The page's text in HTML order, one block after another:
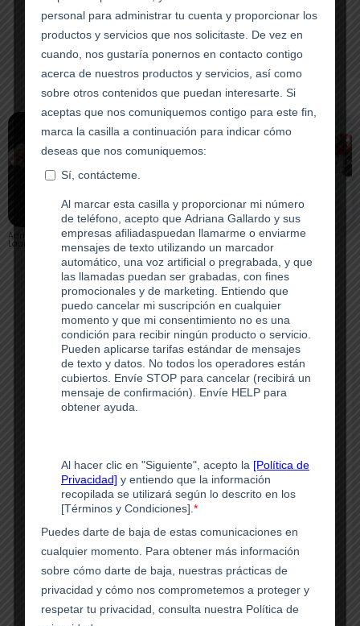
Adriana Gallardo en 10X
Ladies con Elena Cardone
Adriana Gallardo en
conferencia 10X Ladies
Adriana Gallardo con
Stormy Wellington
Que dice nuestros clientes
Encontré que el programa Chingona Lifestyle me
abrió los ojos. Me ayudó a diseñar la vida que quiero
tener. Me siento empoderada y motivada para hacer
realidad mis sueños.
Josefina Herrera